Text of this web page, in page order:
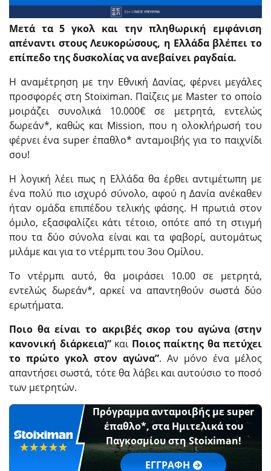
Μετά τα 5 γκολ και την πληθωρική εμφάνιση
απέναντι στους Λευκορώσους, η Ελλάδα βλέπει το
επίπεδο της δυσκολίας να ανεβαίνει ραγδαία.
Η αναμέτρηση με την Εθνική Δανίας, φέρνει μεγάλες
προσφορές στη Stoiximan. Παίζεις με Master το οποίο
μοιράζει συνολικά 10.000€ σε μετρητά, εντελώς
δωρεάν*, καθώς και Mission, που η ολοκλήρωσή του
φέρνει ένα super έπαθλο* ανταμοιβής για το παιχνίδι
σου!
Η λογική λέει πως η Ελλάδα θα έρθει αντιμέτωπη με
ένα πολύ πιο ισχυρό σύνολο, αφού η Δανία ανέκαθεν
ήταν ομάδα επιπέδου τελικής φάσης. Η πρωτιά στον
όμιλο, εξασφαλίζει κάτι τέτοιο, οπότε από τη στιγμή
που τα δύο σύνολα είναι και τα φαβορί, αυτομάτως
μιλάμε και για το ντέρμπι του 3ου Ομίλου.
Το ντέρμπι αυτό, θα μοιράσει 10.00 σε μετρητά,
εντελώς δωρεάν*, αρκεί να απαντηθούν σωστά δύο
ερωτήματα.
Ποιο θα είναι το ακριβές σκορ του αγώνα (στην
κανονική διάρκεια)”και Ποιος παίκτης θα πετύχει
το πρώτο γκολ στον αγώνα”. Αν μόνο ένα μέλος
απαντήσει σωστά, τότε θα λάβει και αυτούσιο το ποσό
των μετρητών.
☆☆☆☆☆
★★★★★
Πρόγραμμα ανταμοιβής με super
έπαθλο*, στα Ημιτελικά του
Παγκοσμίου στη Stoiximan!
EΓΓΡΑΦΗ